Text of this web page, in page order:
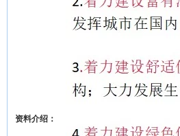
资料介绍：